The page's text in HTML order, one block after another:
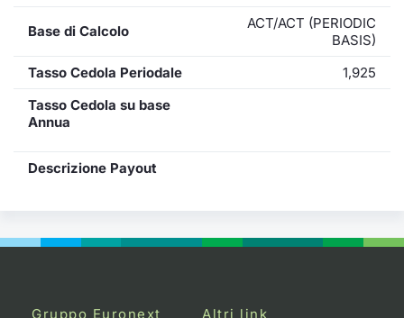
Base di Calcolo
ACT/ACT (PERIODIC
BASIS)
Tasso Cedola Periodale
1,925
Tasso Cedola su base
Annua
Descrizione Payout
Gruppo Euronext
Altri link